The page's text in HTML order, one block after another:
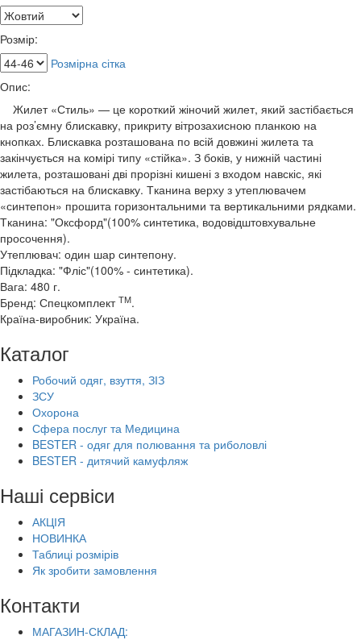
Розмір:
Розмірна сітка
Опис:
Жилет «Стиль» — це короткий жіночий жилет, який застібається
на роз’ємну блискавку, прикриту вітрозахисною планкою на
кнопках. Блискавка розташована по всій довжині жилета та
закінчується на комірі типу «стійка». З боків, у нижній частині
жилета, розташовані дві прорізні кишені з входом навскіс, які
застібаються на блискавку. Тканина верху з утеплювачем
«синтепон» прошита горизонтальними та вертикальними рядками.
Тканина: "Оксфорд"(100% синтетика, водовідштовхувальне
просочення).
Утеплювач: один шар синтепону.
Підкладка: "Фліс"(100% - синтетика).
Вага: 480 г.
Бренд: Спецкомплект ТМ.
Країна-виробник: Україна.
Каталог
Робочий одяг, взуття, ЗІЗ
ЗСУ
Охорона
Сфера послуг та Медицина
BESTER - одяг для полювання та риболовлі
BESTER - дитячий камуфляж
Наші сервіси
АКЦІЯ
НОВИНКА
Таблиці розмірів
Як зробити замовлення
Контакти
МАГАЗИН-СКЛАД: